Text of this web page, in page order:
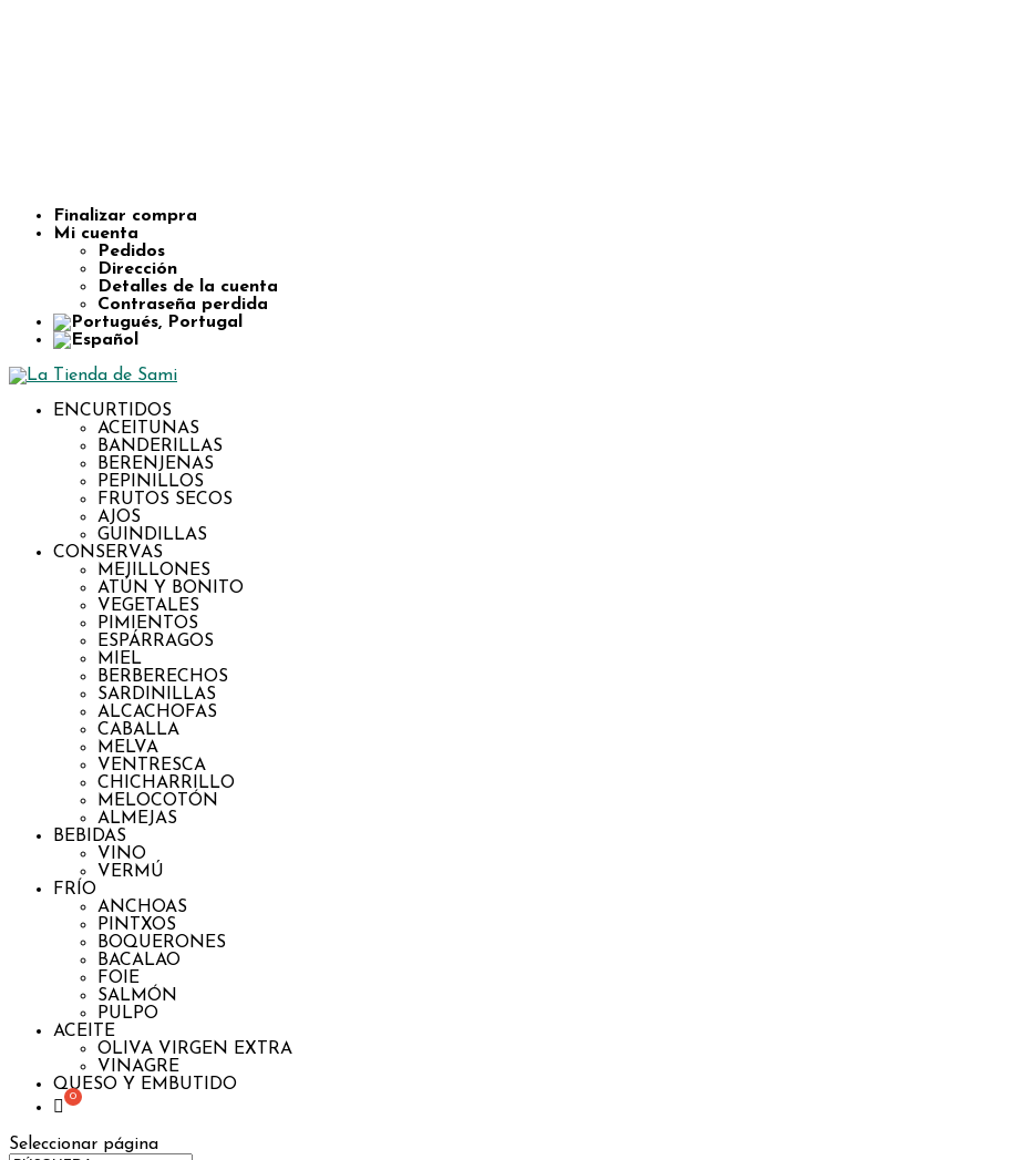
Finalizar compra
Mi cuenta
Pedidos
Dirección
Detalles de la cuenta
Contraseña perdida
ENCURTIDOS
ACEITUNAS
BANDERILLAS
BERENJENAS
PEPINILLOS
FRUTOS SECOS
AJOS
GUINDILLAS
CONSERVAS
MEJILLONES
ATÚN Y BONITO
VEGETALES
PIMIENTOS
ESPÁRRAGOS
MIEL
BERBERECHOS
SARDINILLAS
ALCACHOFAS
CABALLA
MELVA
VENTRESCA
CHICHARRILLO
MELOCOTÓN
ALMEJAS
BEBIDAS
VINO
VERMÚ
FRÍO
ANCHOAS
PINTXOS
BOQUERONES
BACALAO
FOIE
SALMÓN
PULPO
ACEITE
OLIVA VIRGEN EXTRA
VINAGRE
QUESO Y EMBUTIDO
Seleccionar página